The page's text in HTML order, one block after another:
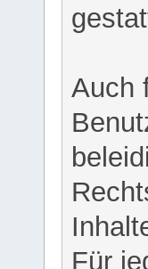
Auch
Für